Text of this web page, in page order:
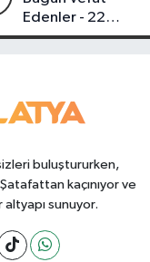
Edenler - 22
Temmuz 2026
buluştururken,
kaçınıyor ve
sunuyor.